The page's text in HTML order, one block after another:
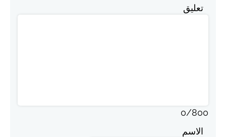
تعليق
0/800
الاسم